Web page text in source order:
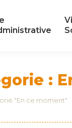
:
"En ce moment"